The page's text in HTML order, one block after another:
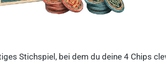
Stichspiel, bei dem du deine 4 Chips